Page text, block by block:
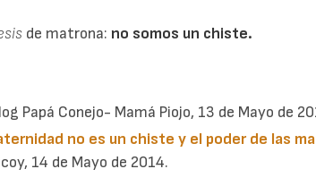
de matrona: no somos un chiste.
Papá Conejo- Mamá Piojo, 13 de Mayo de
no es un chiste y el poder de las
14 de Mayo de 2014.